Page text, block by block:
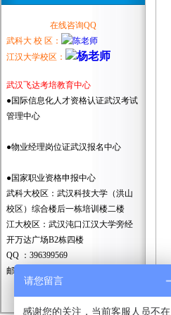
在线咨询QQ
武科大 校 区：
江汉大学校区：
武汉飞达考培教育中心
●国际信息化人才资格认证武汉考试
管理中心
●物业经理岗位证武汉报名中心
●国家职业资格申报中心
武科大校区：武汉科技大学（洪山
校区）综合楼后一栋培训楼二楼
江大校区：武汉沌口江汉大学旁经
开万达广场B2栋四楼
QQ ：396399569
邮箱：396399569@QQ.com
统一报名咨询电话
请您留言
感谢您的关注，当前客服人员不在